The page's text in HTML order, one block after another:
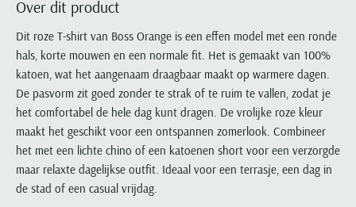
Portofino
Profuomo
R2
Seidensticker
State of Art
Tommy Hilfiger
Vanguard
Xacus
PME Legend
Polo Ralph Lauren
Portofino
Profuomo
State of Art
Superdry
Tommy Hilfiger
Vanguard
Polo Ralph Lauren
PME Legend
Portofino
Profuomo
State of Art
Superdry
Thomas Maine
Tommy Hilfiger
Pierre Cardin
PME Legend
Polo Ralph Lauren
Portofino
Replay
Tommy Hilfiger
Tramarossa
Vanguard
PME Legend
Polo Ralph Lauren
Portofino
Reset
State of Art
Superdry
Tenson
Tommy Hilfiger
Tussenjassen
Bodywarmers
New Zealand
Olymp
Paul & Shark
Polo Ralph Lauren
PME Legend
Profuomo
R2
State of Art
Lacoste
Ledub
Lyle & Scott
Mac
Maerz
Magnanni
Mason's
Mc Alson
Over dit product
Dit roze T-shirt van Boss Orange is een effen model met een ronde
hals, korte mouwen en een normale fit. Het is gemaakt van 100%
katoen, wat het aangenaam draagbaar maakt op warmere dagen.
De pasvorm zit goed zonder te strak of te ruim te vallen, zodat je
het comfortabel de hele dag kunt dragen. De vrolijke roze kleur
maakt het geschikt voor een ontspannen zomerlook. Combineer
het met een lichte chino of een katoenen short voor een verzorgde
maar relaxte dagelijkse outfit. Ideaal voor een terrasje, een dag in
de stad of een casual vrijdag.